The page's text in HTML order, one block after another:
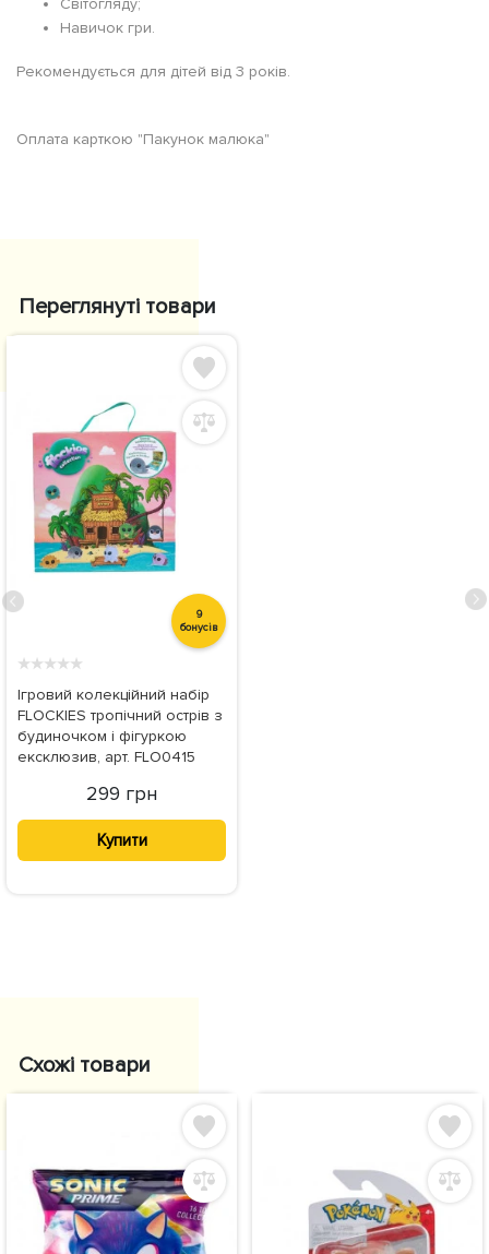
Світогляду;
Навичок гри.
Рекомендується для дітей від 3 років.
Оплата карткою "Пакунок малюка"
Переглянуті товари
9
бонусів
★★★★★
Ігровий колекційний набір
FLOCKIES тропічний острів з
будиночком і фігуркою
ексклюзив, арт. FLO0415
299 грн
Купити
Схожі товари